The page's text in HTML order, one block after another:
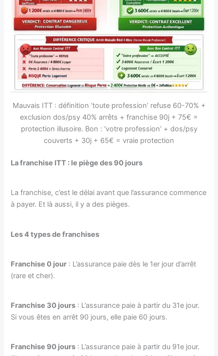
Mauvais ITT : définition ‘toute profession’ refuse 60-70% +
exclusion dos/psy 40% arrêts + franchise 90j + 75€ =
protection illusoire. Bon : ‘votre profession’ + dos/psy
couverts + 30j + 65€ = vraie protection
La franchise ITT : le piège des 90 jours
La franchise, c’est le délai avant que l’assurance commence
à payer. Et là aussi, il y a des pièges.
Les 4 types de franchises
Franchise 0 jour : L’assurance paie dès le 1er jour d’arrêt
(rare et cher).
Franchise 30 jours : L’assurance paie à partir du 31e jour.
Si vous êtes en arrêt 90 jours, elle paie 60 jours.
Franchise 90 jours : L’assurance paie à partir du 91e jour.